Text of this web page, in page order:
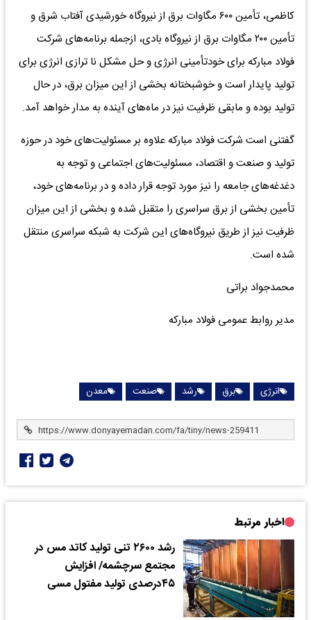
کاظمی، تأمین ۶۰۰ مگاوات برق از نیروگاه خورشیدی آفتاب شرق و
تأمین ۲۰۰ مگاوات برق از نیروگاه بادی، ازجمله برنامه‌های شرکت
فولاد مبارکه برای خودتأمینی انرژی و حل مشکل نا ترازی انرژی برای
تولید پایدار است و خوشبختانه بخشی از این میزان برق، در حال
تولید بوده و مابقی ظرفیت نیز در ماه‌های آینده به مدار خواهد آمد.
گفتنی است شرکت فولاد مبارکه علاوه بر مسئولیت‌های خود در حوزه
تولید و صنعت و اقتصاد، مسئولیت‌های اجتماعی و توجه به
دغدغه‌های جامعه را نیز مورد توجه قرار داده و در برنامه‌های خود،
تأمین بخشی از برق سراسری را متقبل شده و بخشی از این میزان
ظرفیت نیز از طریق نیروگاه‌های این شرکت به شبکه سراسری منتقل
شده است.
محمدجواد براتی
مدیر روابط عمومی فولاد مبارکه
انرژی برق رشد صنعت معدن
اخبار مرتبط
رشد ۲۶۰۰ تنی تولید کاتد مس در
مجتمع سرچشمه/ افزایش
۴۵درصدی تولید مفتول مسی